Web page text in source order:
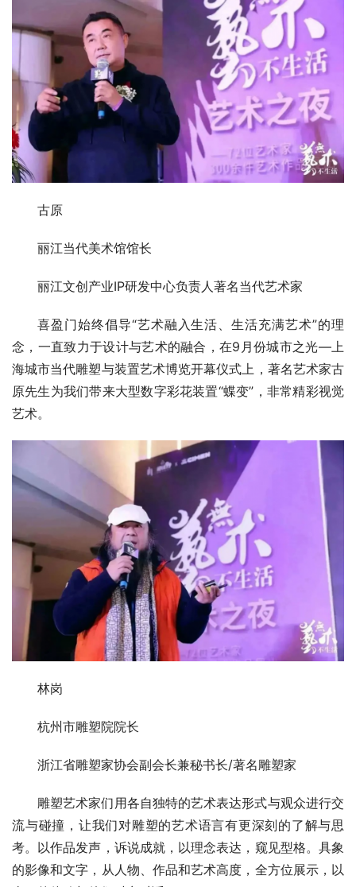
古原
丽江当代美术馆馆长
丽江文创产业IP研发中心负责人著名当代艺术家
喜盈门始终倡导“艺术融入生活、生活充满艺术”的理
念，一直致力于设计与艺术的融合，在9月份城市之光—上
海城市当代雕塑与装置艺术博览开幕仪式上，著名艺术家古
原先生为我们带来大型数字彩花装置“蝶变”，非常精彩视觉
艺术。
林岗
杭州市雕塑院院长
浙江省雕塑家协会副会长兼秘书长/著名雕塑家
雕塑艺术家们用各自独特的艺术表达形式与观众进行交
流与碰撞，让我们对雕塑的艺术语言有更深刻的了解与思
考。以作品发声，诉说成就，以理念表达，窥见型格。具象
的影像和文字，从人物、作品和艺术高度，全方位展示，以